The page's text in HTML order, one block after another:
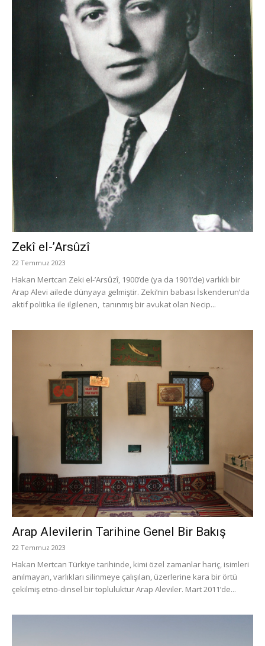
Zekî el-’Arsûzî
22 Temmuz 2023
Hakan Mertcan Zeki el-’Arsûzî, 1900’de (ya da 1901’de) varlıklı bir
Arap Alevi ailede dünyaya gelmiştir. Zeki’nin babası İskenderun’da
aktif politika ile ilgilenen, tanınmış bir avukat olan Necip...
Arap Alevilerin Tarihine Genel Bir Bakış
22 Temmuz 2023
Hakan Mertcan Türkiye tarihinde, kimi özel zamanlar hariç, isimleri
anılmayan, varlıkları silinmeye çalışılan, üzerlerine kara bir örtü
çekilmiş etno-dinsel bir topluluktur Arap Aleviler. Mart 2011’de...